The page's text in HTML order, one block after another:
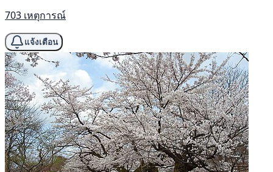
703 เหตุการณ์
แจ้งเตือน